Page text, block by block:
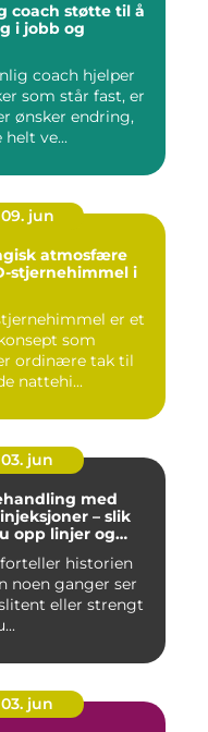
støtte til å
i jobb og
coach hjelper
som står fast, er
ønsker endring,
helt ve...
09. jun
atmosfære
stjernehimmel i
er et
som
ordinære tak til
nattehi...
03. jun
med
– slik
opp linjer og
historien
noen ganger ser
eller strengt
03. jun